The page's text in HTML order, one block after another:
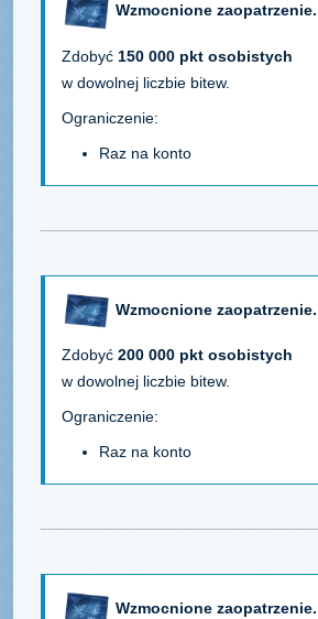
Wzmocnione
Zdobyć 150 000 pkt osobistych
w dowolnej liczbie bitew.
Ograniczenie:
Raz na konto
Wzmocnione
Zdobyć 200 000 pkt osobistych
w dowolnej liczbie bitew.
Ograniczenie:
Raz na konto
Wzmocnione